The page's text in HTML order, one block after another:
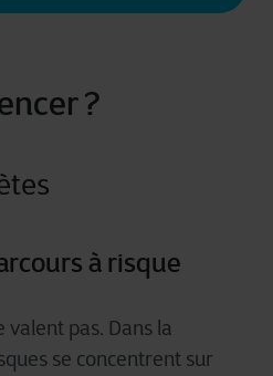
?
à risque
valent pas. Dans la
se concentrent sur